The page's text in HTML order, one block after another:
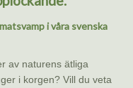
i våra svenska
av naturens ätliga
i korgen? Vill du veta